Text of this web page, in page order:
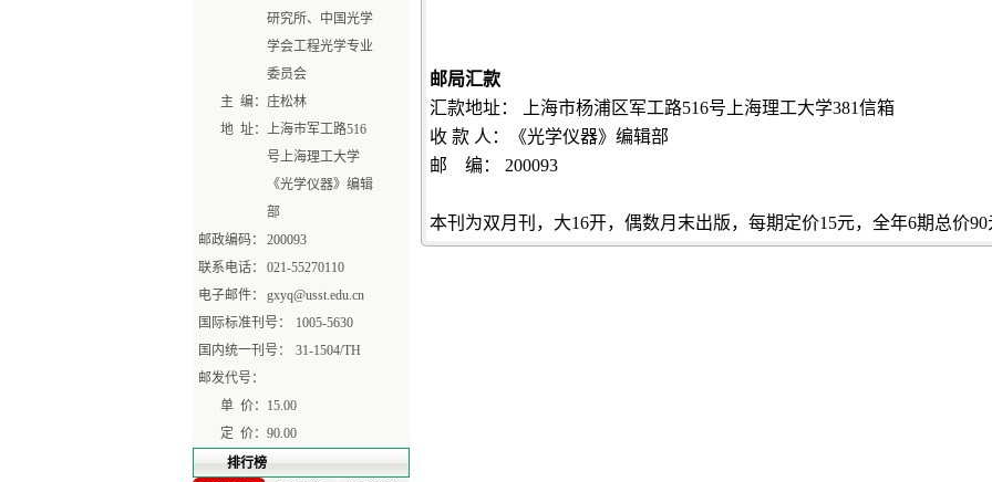
研究所、中国光学
学会工程光学专业
委员会
主 编：
庄松林
地 址： 上海市军工路516
号上海理工大学
《光学仪器》编辑
部
邮政编码：
200093
联系电话：
021-55270110
电子邮件：
gxyq@usst.edu.cn
国际标准刊号：
1005-5630
国内统一刊号：
31-1504/TH
邮发代号：
单 价：
15.00
定 价： 90.00
排行榜
邮局汇款
汇款地址： 上海市杨浦区军工路516号上海理工大学381信箱
收 款 人：《光学仪器》编辑部
邮
编： 200093
本刊为双月刊，大16开，偶数月末出版，每期定价15元，全年6期总价90